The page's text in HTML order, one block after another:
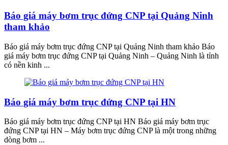
Báo giá máy bơm trục đứng CNP tại Quảng Ninh
tham khảo
Báo giá máy bơm trục đứng CNP tại Quảng Ninh tham khảo Báo
giá máy bơm trục đứng CNP tại Quảng Ninh – Quảng Ninh là tỉnh
có nền kinh ...
Báo giá máy bơm trục đứng CNP tại HN
Báo giá máy bơm trục đứng CNP tại HN Báo giá máy bơm trục
đứng CNP tại HN – Máy bơm trục đứng CNP là một trong những
dòng bơm ...